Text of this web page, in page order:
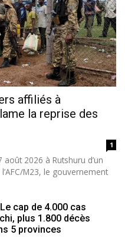
affiliés à
la reprise des
1
août 2026 à Rutshuru d’un
M23, le gouvernement
cap de 4.000 cas
plus 1.800 décès
5 provinces